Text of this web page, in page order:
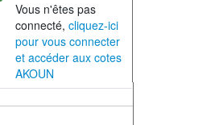
Vous n'êtes pas
connecté, cliquez-ici
pour vous connecter
et accéder aux cotes
AKOUN